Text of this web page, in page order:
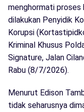
menghormati proses
dilakukan Penyidik
Korupsi
Kriminal Khusus
Signature, Jalan
Rabu (8/7/2026).
Menurut Edison
tidak seharusnya